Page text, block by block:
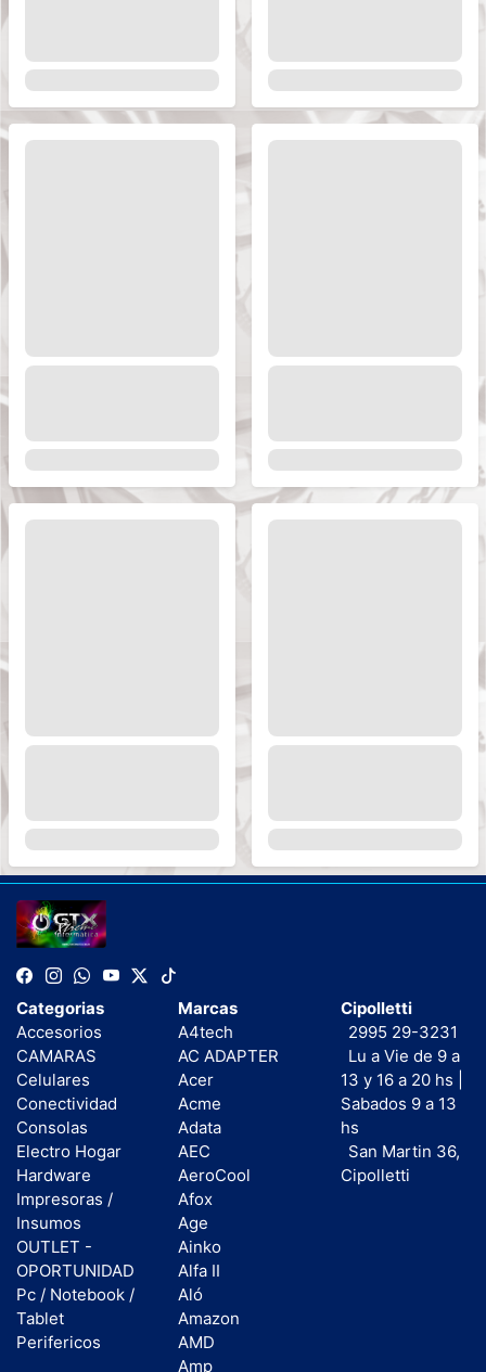
Categorias
Accesorios
CAMARAS
Celulares
Conectividad
Consolas
Electro Hogar
Hardware
Impresoras /
Insumos
OUTLET -
OPORTUNIDAD
Pc / Notebook /
Tablet
Perifericos
Marcas
A4tech
AC ADAPTER
Acer
Acme
Adata
AEC
AeroCool
Afox
Age
Ainko
Alfa II
Aló
Amazon
AMD
Amp
Cipolletti
2995 29-3231
Lu a Vie de 9 a
13 y 16 a 20 hs |
Sabados 9 a 13
hs
San Martin 36,
Cipolletti